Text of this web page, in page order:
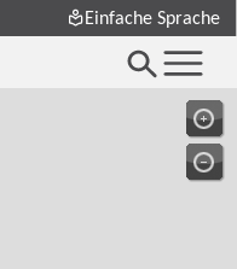
Einfache Sprache